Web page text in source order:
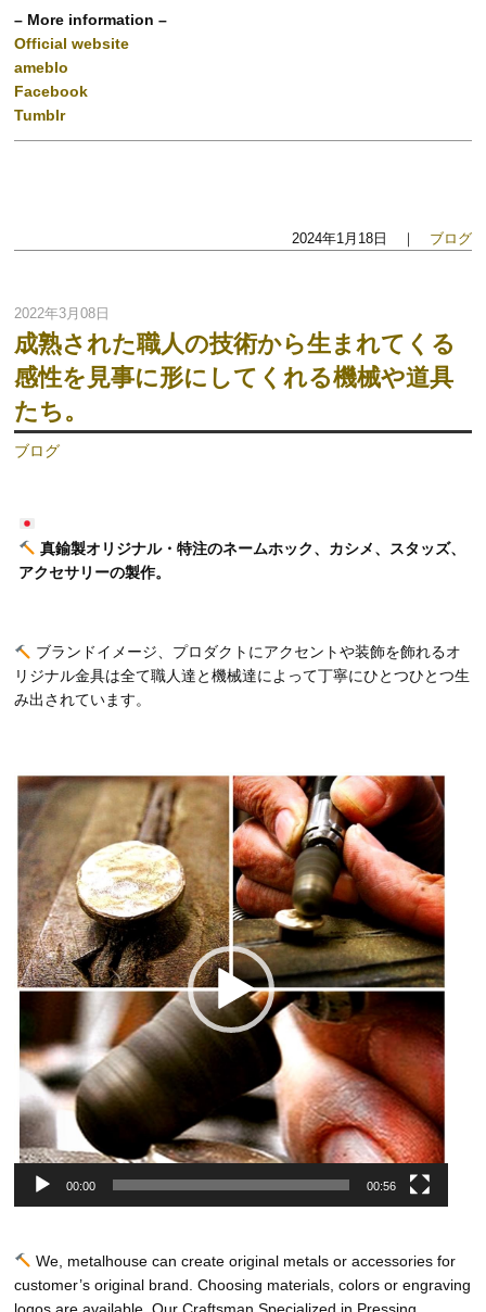
– More information –
Official website
ameblo
Facebook
Tumblr
2024年1月18日 ｜ ブログ
2022年3月08日
成熟された職人の技術から生まれてくる
感性を見事に形にしてくれる機械や道具
たち。
ブログ
真鍮製オリジナル・特注のネームホック、カシメ、スタッズ、
アクセサリーの製作。
ブランドイメージ、プロダクトにアクセントや装飾を飾れるオ
リジナル金具は全て職人達と機械達によって丁寧にひとつひとつ生
み出されています。
動
画
プ
レ
ー
ヤ
ー
00:00 00:56
We, metalhouse can create original metals or accessories for
customer’s original brand. Choosing materials, colors or engraving
logos are available. Our Craftsman Specialized in Pressing